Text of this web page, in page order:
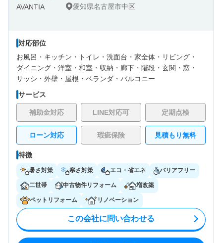
愛知県名古屋市中区
対応部位
お風呂・ キッチン・ トイレ・ 洗面台・ 家全体・ リビング・
ダイニング・ 洋室・ 和室・ 収納・ 廊下・ 階段・ 玄関・ 窓・
サッシ・ 外壁・ 屋根・ ベランダ・バルコニー
サービス
補助金対応 LINE対応可 定期点検
ローン対応 瑕疵保険 見積もり無料
特徴
暑さ対策 寒さ対策 エコ・省エネ バリアフリー
二世帯 中古物件リフォーム 増改築
ペットリフォーム リノベーション
この会社に問い合わせる